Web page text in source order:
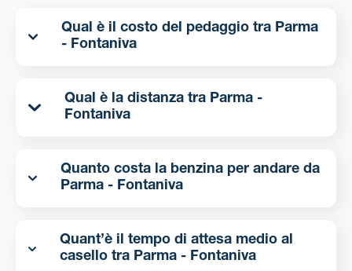
Qual è il costo del pedaggio tra Parma
- Fontaniva
Qual è la distanza tra Parma -
Fontaniva
Quanto costa la benzina per andare da
Parma - Fontaniva
Quant’è il tempo di attesa medio al
casello tra Parma - Fontaniva